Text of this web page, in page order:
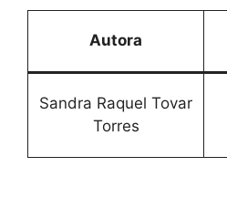
Autora
Sandra Raquel Tovar
Torres